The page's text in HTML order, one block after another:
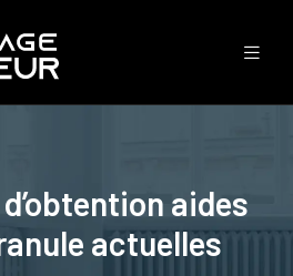
aides
actuelles